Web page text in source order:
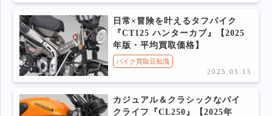
日常×冒険を叶えるタフバイク
『CT125 ハンターカブ』【2025
年版・平均買取価格】
バイク買取豆知識
2025.05.15
カジュアル＆クラシックなバイ
クライフ『CL250』【2025年